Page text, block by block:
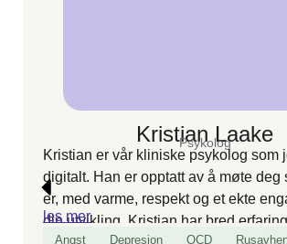
Kristian Laake
Psykolog
Kristian er vår kliniske psykolog som
digitalt. Han er opptatt av å møte deg
er, med varme, respekt og et ekte
din utvikling. Kristian har bred erfaring
les mer
Angst Depresjon OCD